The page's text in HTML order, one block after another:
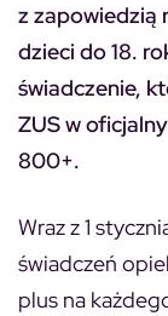
z zapowiedzią
dzieci do 18.
świadczenie,
ZUS w
800+.
Wraz z 1
świadczeń
plus na